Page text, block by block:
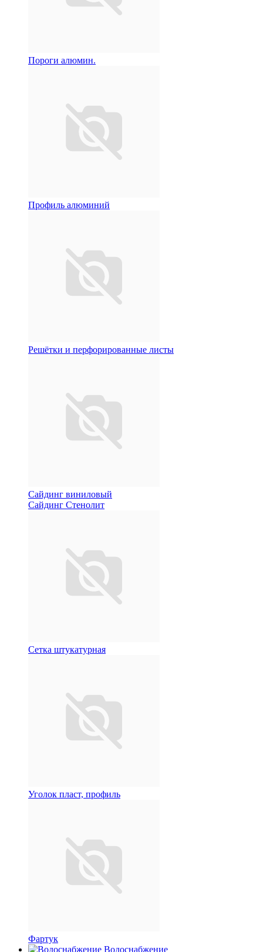
Пороги алюмин.
Профиль алюминий
Решётки и перфорированные листы
Сайдинг виниловый
Сайдинг Стенолит
Сетка штукатурная
Уголок пласт, профиль
Фартук
Водоснабжение